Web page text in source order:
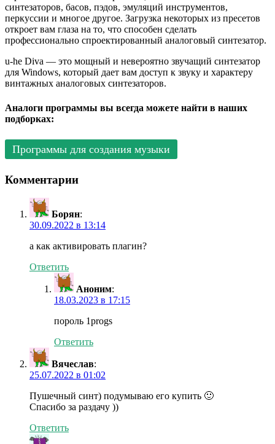
синтезаторов, басов, пэдов, эмуляций инструментов,
перкуссии и многое другое. Загрузка некоторых из пресетов
откроет вам глаза на то, что способен сделать
профессионально спроектированный аналоговый синтезатор.
u-he Diva — это мощный и невероятно звучащий синтезатор
для Windows, который дает вам доступ к звуку и характеру
винтажных аналоговых синтезаторов.
Аналоги программы вы всегда можете найти в наших
подборках:
Программы для создания музыки
Комментарии
Борян:
30.09.2022 в 13:14
а как активировать плагин?
Ответить
Аноним:
18.03.2023 в 17:15
пороль 1progs
Ответить
Вячеслав:
25.07.2022 в 01:02
Пушечный синт) подумываю его купить 🙂
Спасибо за раздачу ))
Ответить